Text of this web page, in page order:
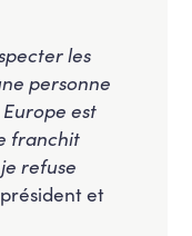
les
personne
est
franchit
refuse
et